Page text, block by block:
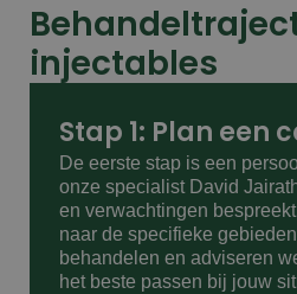
injectables
Stap 1: Plan een
De eerste stap is een
onze specialist David
en verwachtingen
naar de specifieke
behandelen en adviseren
het beste passen bij jouw